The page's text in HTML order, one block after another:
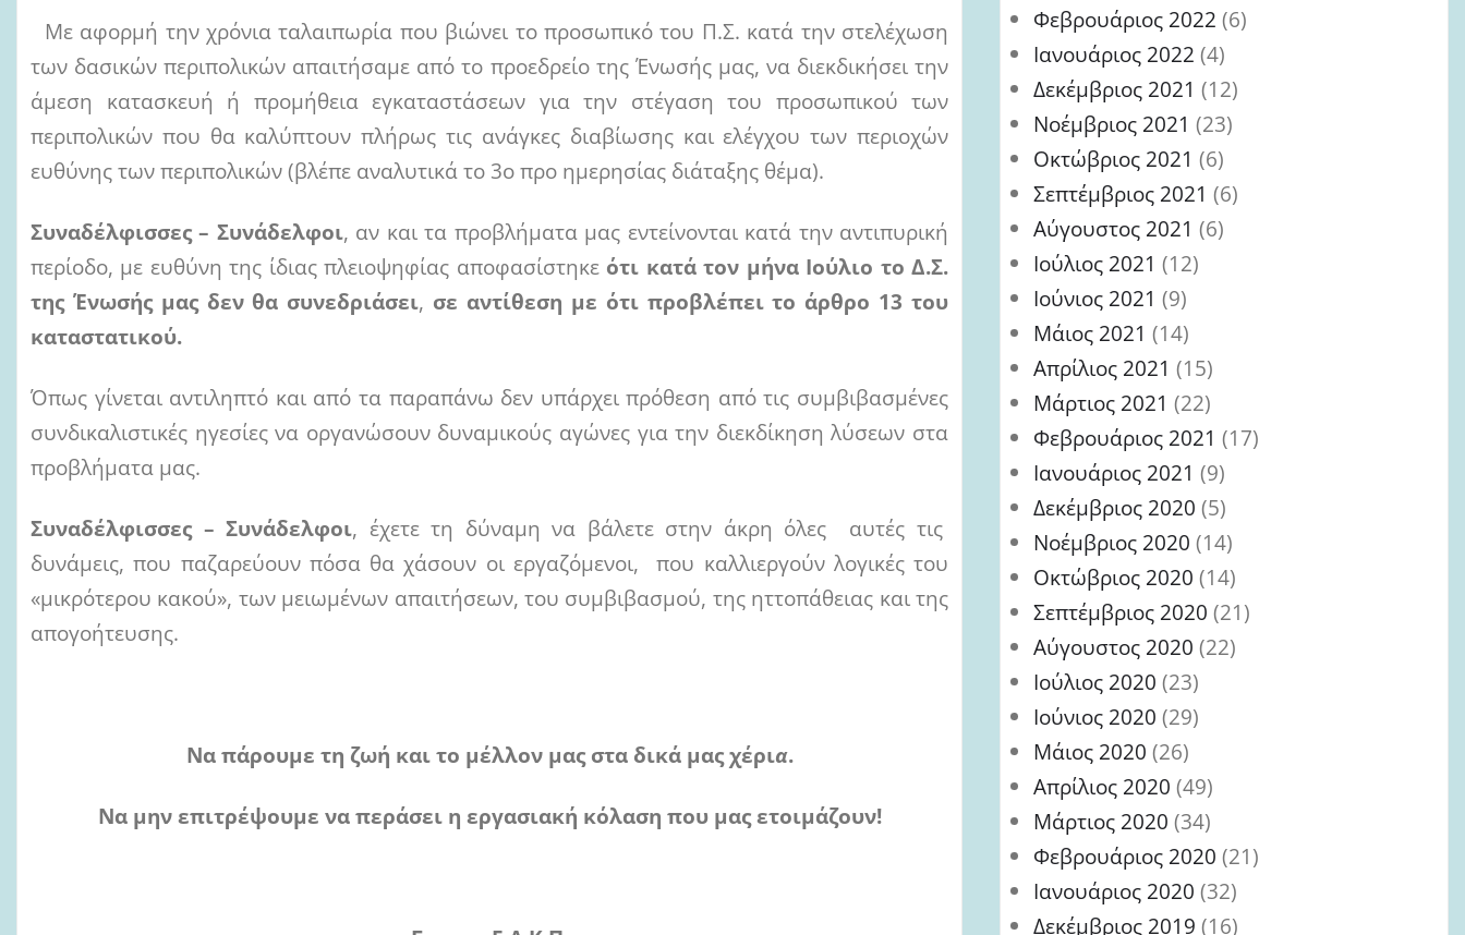
Με αφορμή την χρόνια ταλαιπωρία που βιώνει το προσωπικό του Π.Σ. κατά την στελέχωση
των δασικών περιπολικών απαιτήσαμε από το προεδρείο της Ένωσής μας, να διεκδικήσει την
άμεση κατασκευή ή προμήθεια εγκαταστάσεων για την στέγαση του προσωπικού των
περιπολικών που θα καλύπτουν πλήρως τις ανάγκες διαβίωσης και ελέγχου των περιοχών
ευθύνης των περιπολικών (βλέπε αναλυτικά το 3οπρο ημερησίας διάταξης θέμα).
Συναδέλφισσες – Συνάδελφοι, αν και τα προβλήματα μας εντείνονται κατά την αντιπυρική
περίοδο, με ευθύνη της ίδιας πλειοψηφίας αποφασίστηκε ότι κατά τον μήνα Ιούλιο το Δ.Σ.
της Ένωσής μας δεν θα συνεδριάσει, σε αντίθεση με ότι προβλέπει το άρθρο 13 του
καταστατικού.
Όπως γίνεται αντιληπτό και από τα παραπάνω δεν υπάρχει πρόθεση από τις συμβιβασμένες
συνδικαλιστικές ηγεσίες να οργανώσουν δυναμικούς αγώνες για την διεκδίκηση λύσεων στα
προβλήματα μας.
Συναδέλφισσες – Συνάδελφοι, έχετε τη δύναμη να βάλετε στην άκρη όλες αυτές τις
δυνάμεις, που παζαρεύουν πόσα θα χάσουν οι εργαζόμενοι, που καλλιεργούν λογικές του
«μικρότερου κακού», των μειωμένων απαιτήσεων, του συμβιβασμού, της ηττοπάθειας και της
απογοήτευσης.
Να πάρουμε τη ζωή και το μέλλον μας στα δικά μας χέρια.
Να μην επιτρέψουμε να περάσει η εργασιακή κόλαση που μας ετοιμάζουν!
Φεβρουάριος 2022 (6)
Ιανουάριος 2022 (4)
Δεκέμβριος 2021 (12)
Νοέμβριος 2021 (23)
Οκτώβριος 2021 (6)
Σεπτέμβριος 2021 (6)
Αύγουστος 2021 (6)
Ιούλιος 2021 (12)
Ιούνιος 2021 (9)
Μάιος 2021 (14)
Απρίλιος 2021 (15)
Μάρτιος 2021 (22)
Φεβρουάριος 2021 (17)
Ιανουάριος 2021 (9)
Δεκέμβριος 2020 (5)
Νοέμβριος 2020 (14)
Οκτώβριος 2020 (14)
Σεπτέμβριος 2020 (21)
Αύγουστος 2020 (22)
Ιούλιος 2020 (23)
Ιούνιος 2020 (29)
Μάιος 2020 (26)
Απρίλιος 2020 (49)
Μάρτιος 2020 (34)
Φεβρουάριος 2020 (21)
Ιανουάριος 2020 (32)
Δεκέμβριος 2019 (16)